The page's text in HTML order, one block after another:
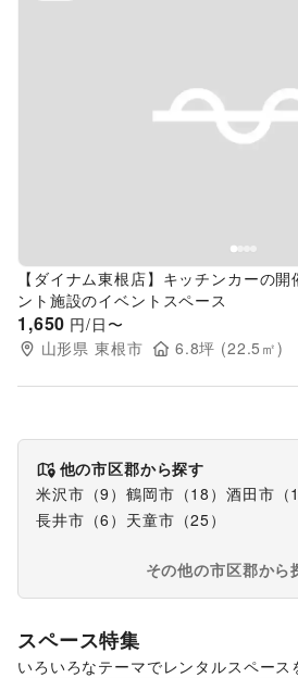
Previous slide
【ダイナム東根店】キッチンカーの
ント施設のイベントスペース
1,650 円/日〜
山形県 東根市 6.8坪 (22.5 ㎡)
他の市区郡から探す
米沢市 （9 ）鶴岡市 （18 ） 酒田市 （
長井市 （6 ） 天童市 （25）
その他の市区郡から
スペース特集
いろいろなテーマでレンタルスペース